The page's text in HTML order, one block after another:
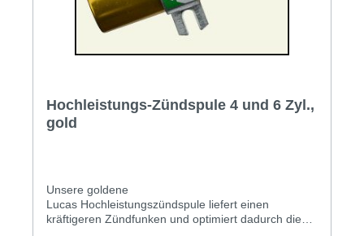
Hochleistungs-Zündspule 4 und 6 Zyl.,
gold
Unsere goldene
Lucas Hochleistungszündspule liefert einen
kräftigeren Zündfunken und optimiert dadurch die